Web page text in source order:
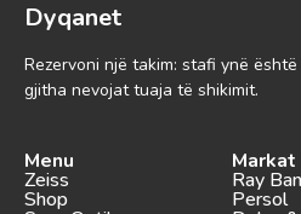
Dyqanet
Rezervoni një takim: stafi ynë
gjitha nevojat tuaja të shikimit.
Menu
Zeiss
Shop
Markat
Ray Ban
Persol